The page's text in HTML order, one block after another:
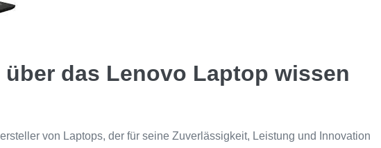
über das Lenovo Laptop wissen
von Laptops, der für seine Zuverlässigkeit, Leistung und Innovation